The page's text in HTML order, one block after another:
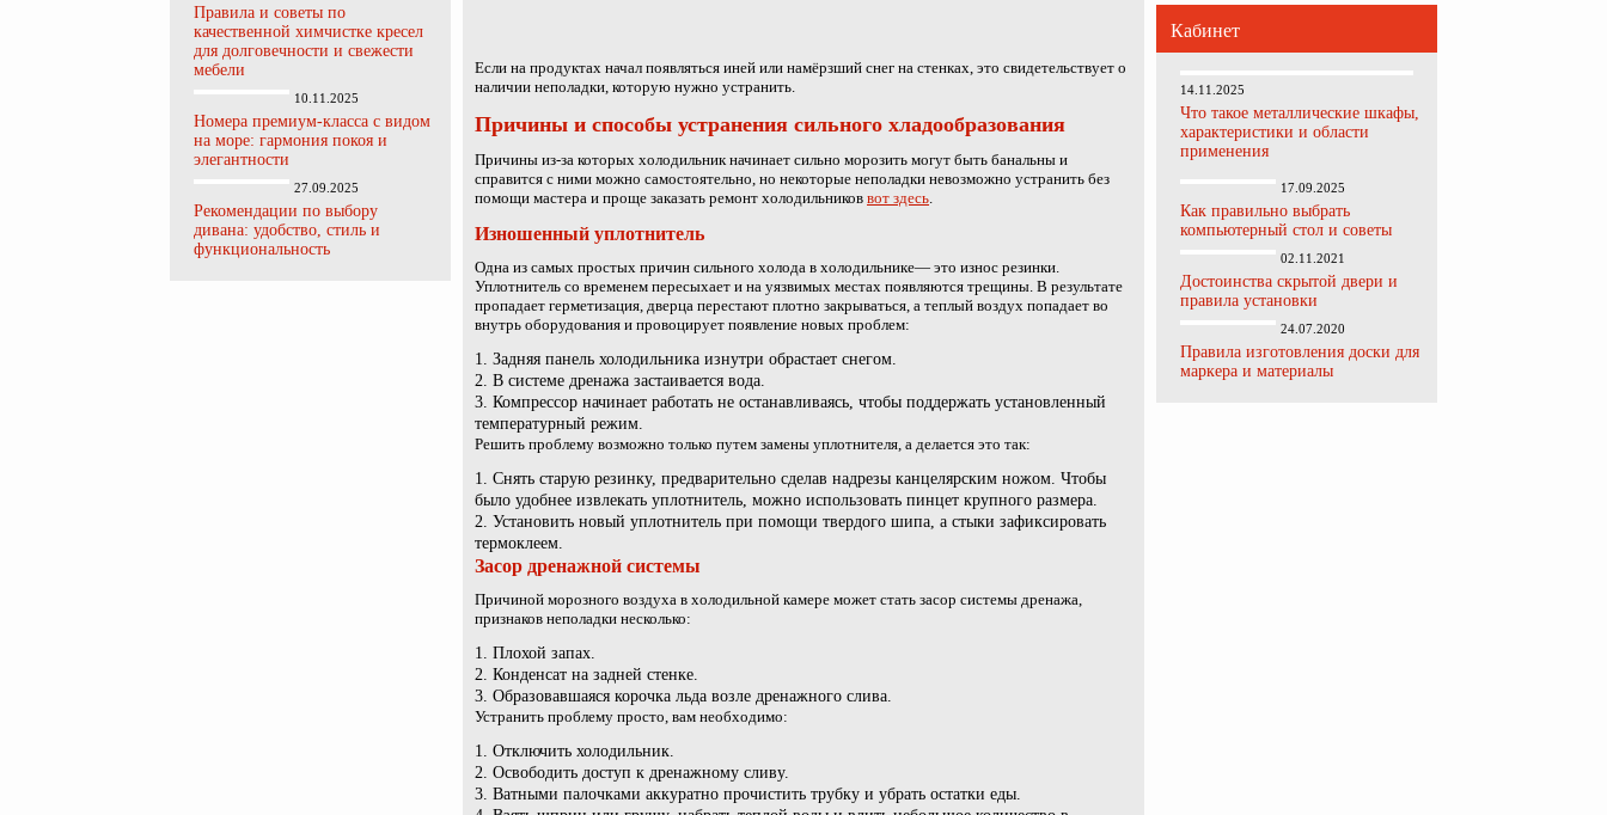
Правила и советы по
качественной химчистке кресел
для долговечности и свежести
мебели
10.11.2025
Номера премиум-класса с видом
на море: гармония покоя и
элегантности
27.09.2025
Рекомендации по выбору
дивана: удобство, стиль и
функциональность
Кабинет
14.11.2025
Что такое металлические шкафы,
характеристики и области
применения
17.09.2025
Как правильно выбрать
компьютерный стол и советы
02.11.2021
Достоинства скрытой двери и
правила установки
24.07.2020
Правила изготовления доски для
маркера и материалы
Если на продуктах начал появляться иней или намёрзший снег на стенках, это свидетельствует о
наличии неполадки, которую нужно устранить.
Причины и способы устранения сильного хладообразования
Причины из-за которых холодильник начинает сильно морозить могут быть банальны и
справится с ними можно самостоятельно, но некоторые неполадки невозможно устранить без
помощи мастера и проще заказать ремонт холодильников вот здесь.
Изношенный уплотнитель
Одна из самых простых причин сильного холода в холодильнике— это износ резинки.
Уплотнитель со временем пересыхает и на уязвимых местах появляются трещины. В результате
пропадает герметизация, дверца перестают плотно закрываться, а теплый воздух попадает во
внутрь оборудования и провоцирует появление новых проблем:
Задняя панель холодильника изнутри обрастает снегом.
В системе дренажа застаивается вода.
Компрессор начинает работать не останавливаясь, чтобы поддержать установленный
температурный режим.
Решить проблему возможно только путем замены уплотнителя, а делается это так:
Снять старую резинку, предварительно сделав надрезы канцелярским ножом. Чтобы
было удобнее извлекать уплотнитель, можно использовать пинцет крупного размера.
Установить новый уплотнитель при помощи твердого шипа, а стыки зафиксировать
термоклеем.
Засор дренажной системы
Причиной морозного воздуха в холодильной камере может стать засор системы дренажа,
признаков неполадки несколько:
Плохой запах.
Конденсат на задней стенке.
Образовавшаяся корочка льда возле дренажного слива.
Устранить проблему просто, вам необходимо:
Отключить холодильник.
Освободить доступ к дренажному сливу.
Ватными палочками аккуратно прочистить трубку и убрать остатки еды.